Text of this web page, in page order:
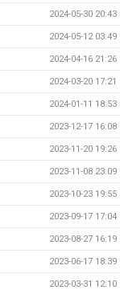
2024-05-30 20:43
2024-05-12 03:49
2024-04-16 21:26
2024-03-20 17:21
2024-01-11 18:53
2023-12-17 16:08
2023-11-20 19:26
2023-11-08 23:09
2023-10-23 19:55
2023-09-17 17:04
2023-08-27 16:19
2023-06-17 18:39
2023-03-31 12:10